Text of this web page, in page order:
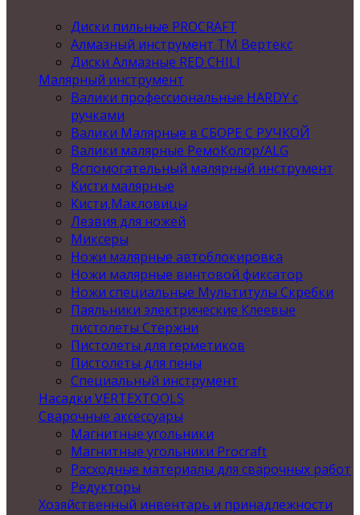
Диски пильные PROCRAFT
Алмазный инструмент ТМ Вертекс
Диски Алмазные RED CHILI
Малярный инструмент
Валики профессиональные HARDY с
ручками
Валики Малярные в СБОРЕ С РУЧКОЙ
Валики малярные РемоКолор/ALG
Вспомогательный малярный инструмент
Кисти малярные
Кисти,Макловицы
Лезвия для ножей
Миксеры
Ножи малярные автоблокировка
Ножи малярные винтовой фиксатор
Ножи специальные Мультитулы Скребки
Паяльники электрические Клеевые
пистолеты Стержни
Пистолеты для герметиков
Пистолеты для пены
Специальный инструмент
Насадки VERTEXTOOLS
Сварочные аксессуары
Магнитные угольники
Магнитные угольники Procraft
Расходные материалы для сварочных работ
Редукторы
Хозяйственный инвентарь и принадлежности